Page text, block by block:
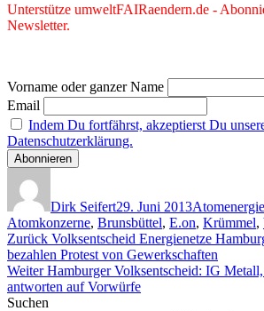
Unterstütze umweltFAIRaendern.de -
Newsletter.
Vorname oder ganzer Name
Email
Indem Du fortfährst, akzeptierst Du
Datenschutzerklärung.
Dirk Seifert29. Juni 2013Atomenergie
Atomkonzerne, Brunsbüttel, E.on, Krümmel,
Beitragsnavigation
Zurück Vorheriger
Beitrag:
Volksentscheid Energienetze
bezahlen Protest von Gewerkschaften
Weiter Nächster
Beitrag:
Hamburger Volksentscheid: IG
antworten auf Vorwürfe
Suchen